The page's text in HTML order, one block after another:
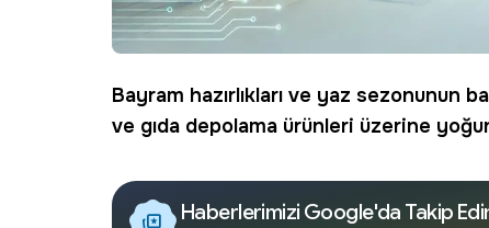
Bayram hazırlıkları ve yaz sezonunun
ve gıda depolama ürünleri üzerine
Haberlerimizi Google'da Takip